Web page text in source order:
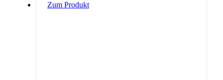
Zum Produkt